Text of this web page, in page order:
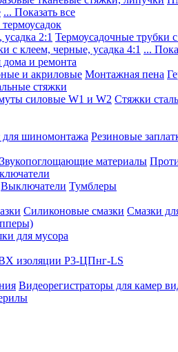
... Показать все
2:1 Термоусадочные трубки
с клеем, черные, усадка 4:1 ...
дома и ремонта
и акриловые Монтажная пена
стяжки
силовые W1 и W2 Стяжки
для шиномонтажа Резиновые
Звукопоглощающие материалы
Выключатели Тумблеры
Силиконовые смазки Смазки
для мусора
изоляции Р3-ЦПнг-LS
Видеорегистраторы для камер